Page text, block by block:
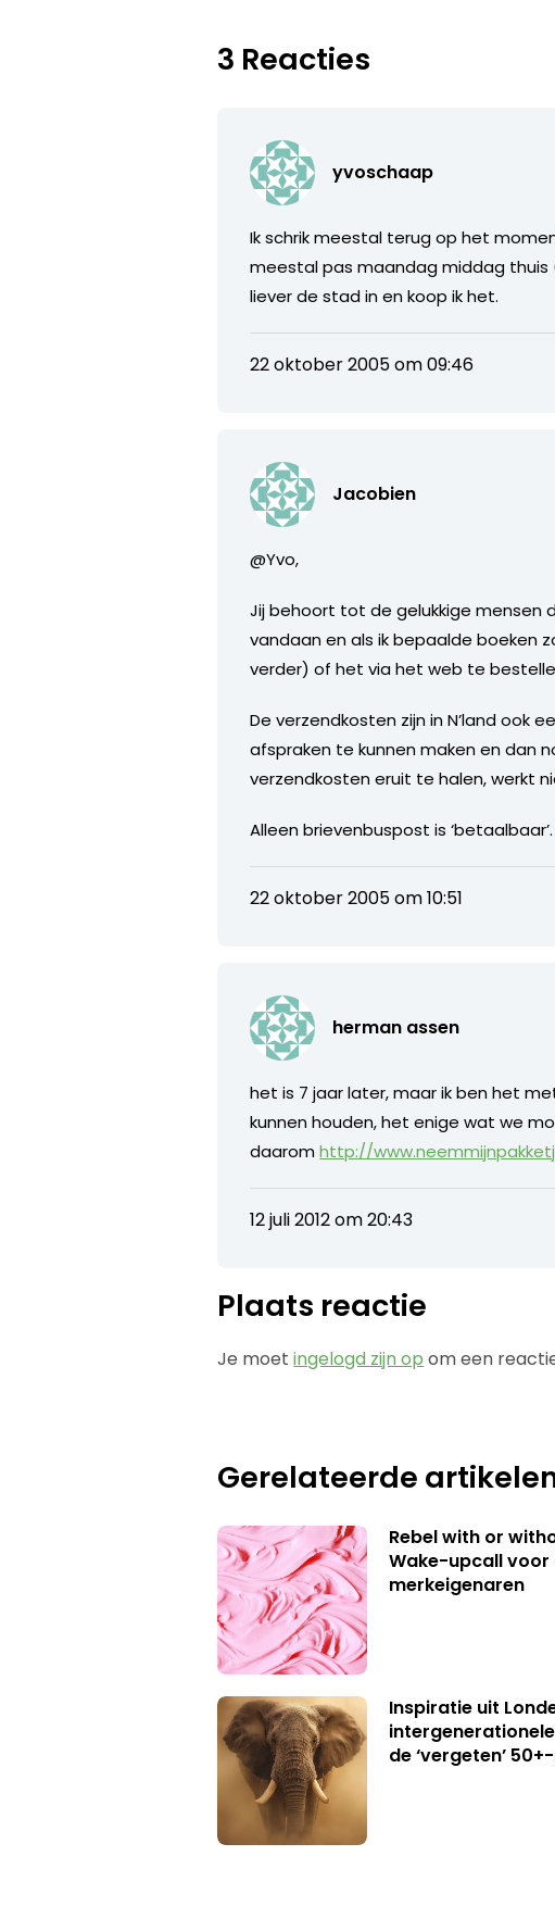
3 Reacties
yvoschaap
Ik schrik meestal terug op het
meestal pas maandag middag thuis
liever de stad in en koop ik het.
22 oktober 2005 om 09:46
Jacobien
@Yvo,
Jij behoort tot de gelukkige mensen
vandaan en als ik bepaalde boeken
verder) of het via het web te
De verzendkosten zijn in N’land ook
afspraken te kunnen maken en dan
verzendkosten eruit te halen, werkt
Alleen brievenbuspost is
22 oktober 2005 om 10:51
herman assen
het is 7 jaar later, maar ik ben het
kunnen houden, het enige wat we
daaromhttp://
12 juli 2012 om 20:43
Plaats reactie
Je moetingelogd zijn op om een
Gerelateerde
Rebel with or
Wake-upcall
merkeigenaren
Inspiratie uit
de ‘vergeten’